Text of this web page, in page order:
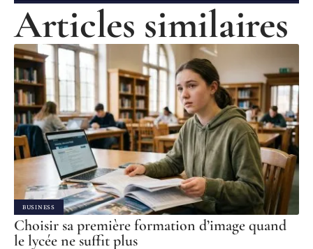
Articles similaires
BUSINESS
Choisir sa première formation d’image quand
le lycée ne suffit plus